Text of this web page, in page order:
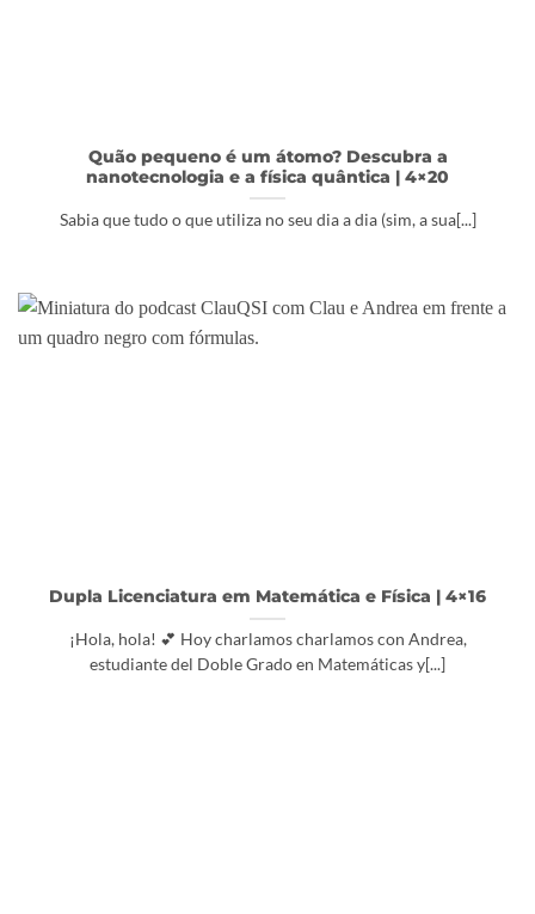
Quão pequeno é um átomo? Descubra a
nanotecnologia e a física quântica | 4×20
Sabia que tudo o que utiliza no seu dia a dia (sim, a sua[...]
Dupla Licenciatura em Matemática e Física | 4×16
¡Hola, hola! 💕 Hoy charlamos charlamos con Andrea,
estudiante del Doble Grado en Matemáticas y[...]